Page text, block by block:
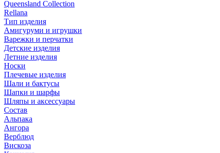
Queensland Collection
Rellana
Тип изделия
Амигуруми и игрушки
Варежки и перчатки
Детские изделия
Летние изделия
Носки
Плечевые изделия
Шали и бактусы
Шапки и шарфы
Шляпы и аксессуары
Состав
Альпака
Ангора
Верблюд
Вискоза